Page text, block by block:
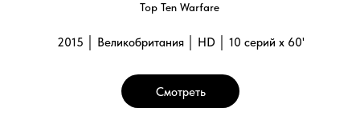
рассказывает историю о конфликтах 20-го и 21-го века. Это
истории, богато проиллюстрированный архивными записями и
современными интервью.